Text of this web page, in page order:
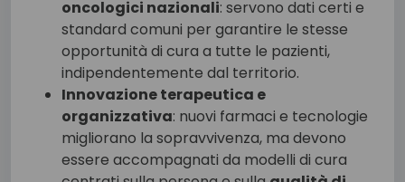
oncologici nazionali: servono dati certi e
standard comuni per garantire le stesse
opportunità di cura a tutte le pazienti,
indipendentemente dal territorio.
Innovazione terapeutica e
organizzativa: nuovi farmaci e tecnologie
migliorano la sopravvivenza, ma devono
essere accompagnati da modelli di cura